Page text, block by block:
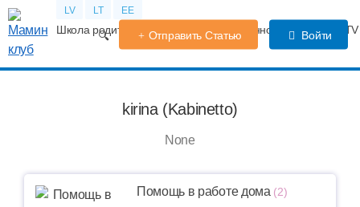
LV LT EE
Школа родителей Календарь беременности Форум
Отправить Статью Войти
kirina (Kabinetto)
None
Помощь в работе дома (2)